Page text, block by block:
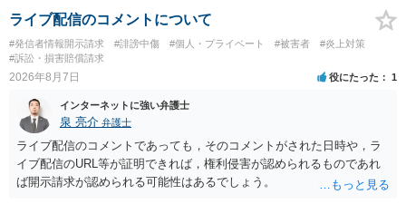
ライブ配信のコメントについて
#発信者情報開示請求 #誹謗中傷 #個人・プライベート #被害者
#炎上対策
#訴訟・損害賠償請求
2026年8月7日 役にたった 1
インターネットに強い弁護士
泉 亮介 弁護士
ライブ配信のコメントであっても，そのコメントがされた日時や，ラ
イブ配信のURL等が証明できれば，権利侵害が認められるものであれ
ば開示請求が認められる可能性はあるでしょう。